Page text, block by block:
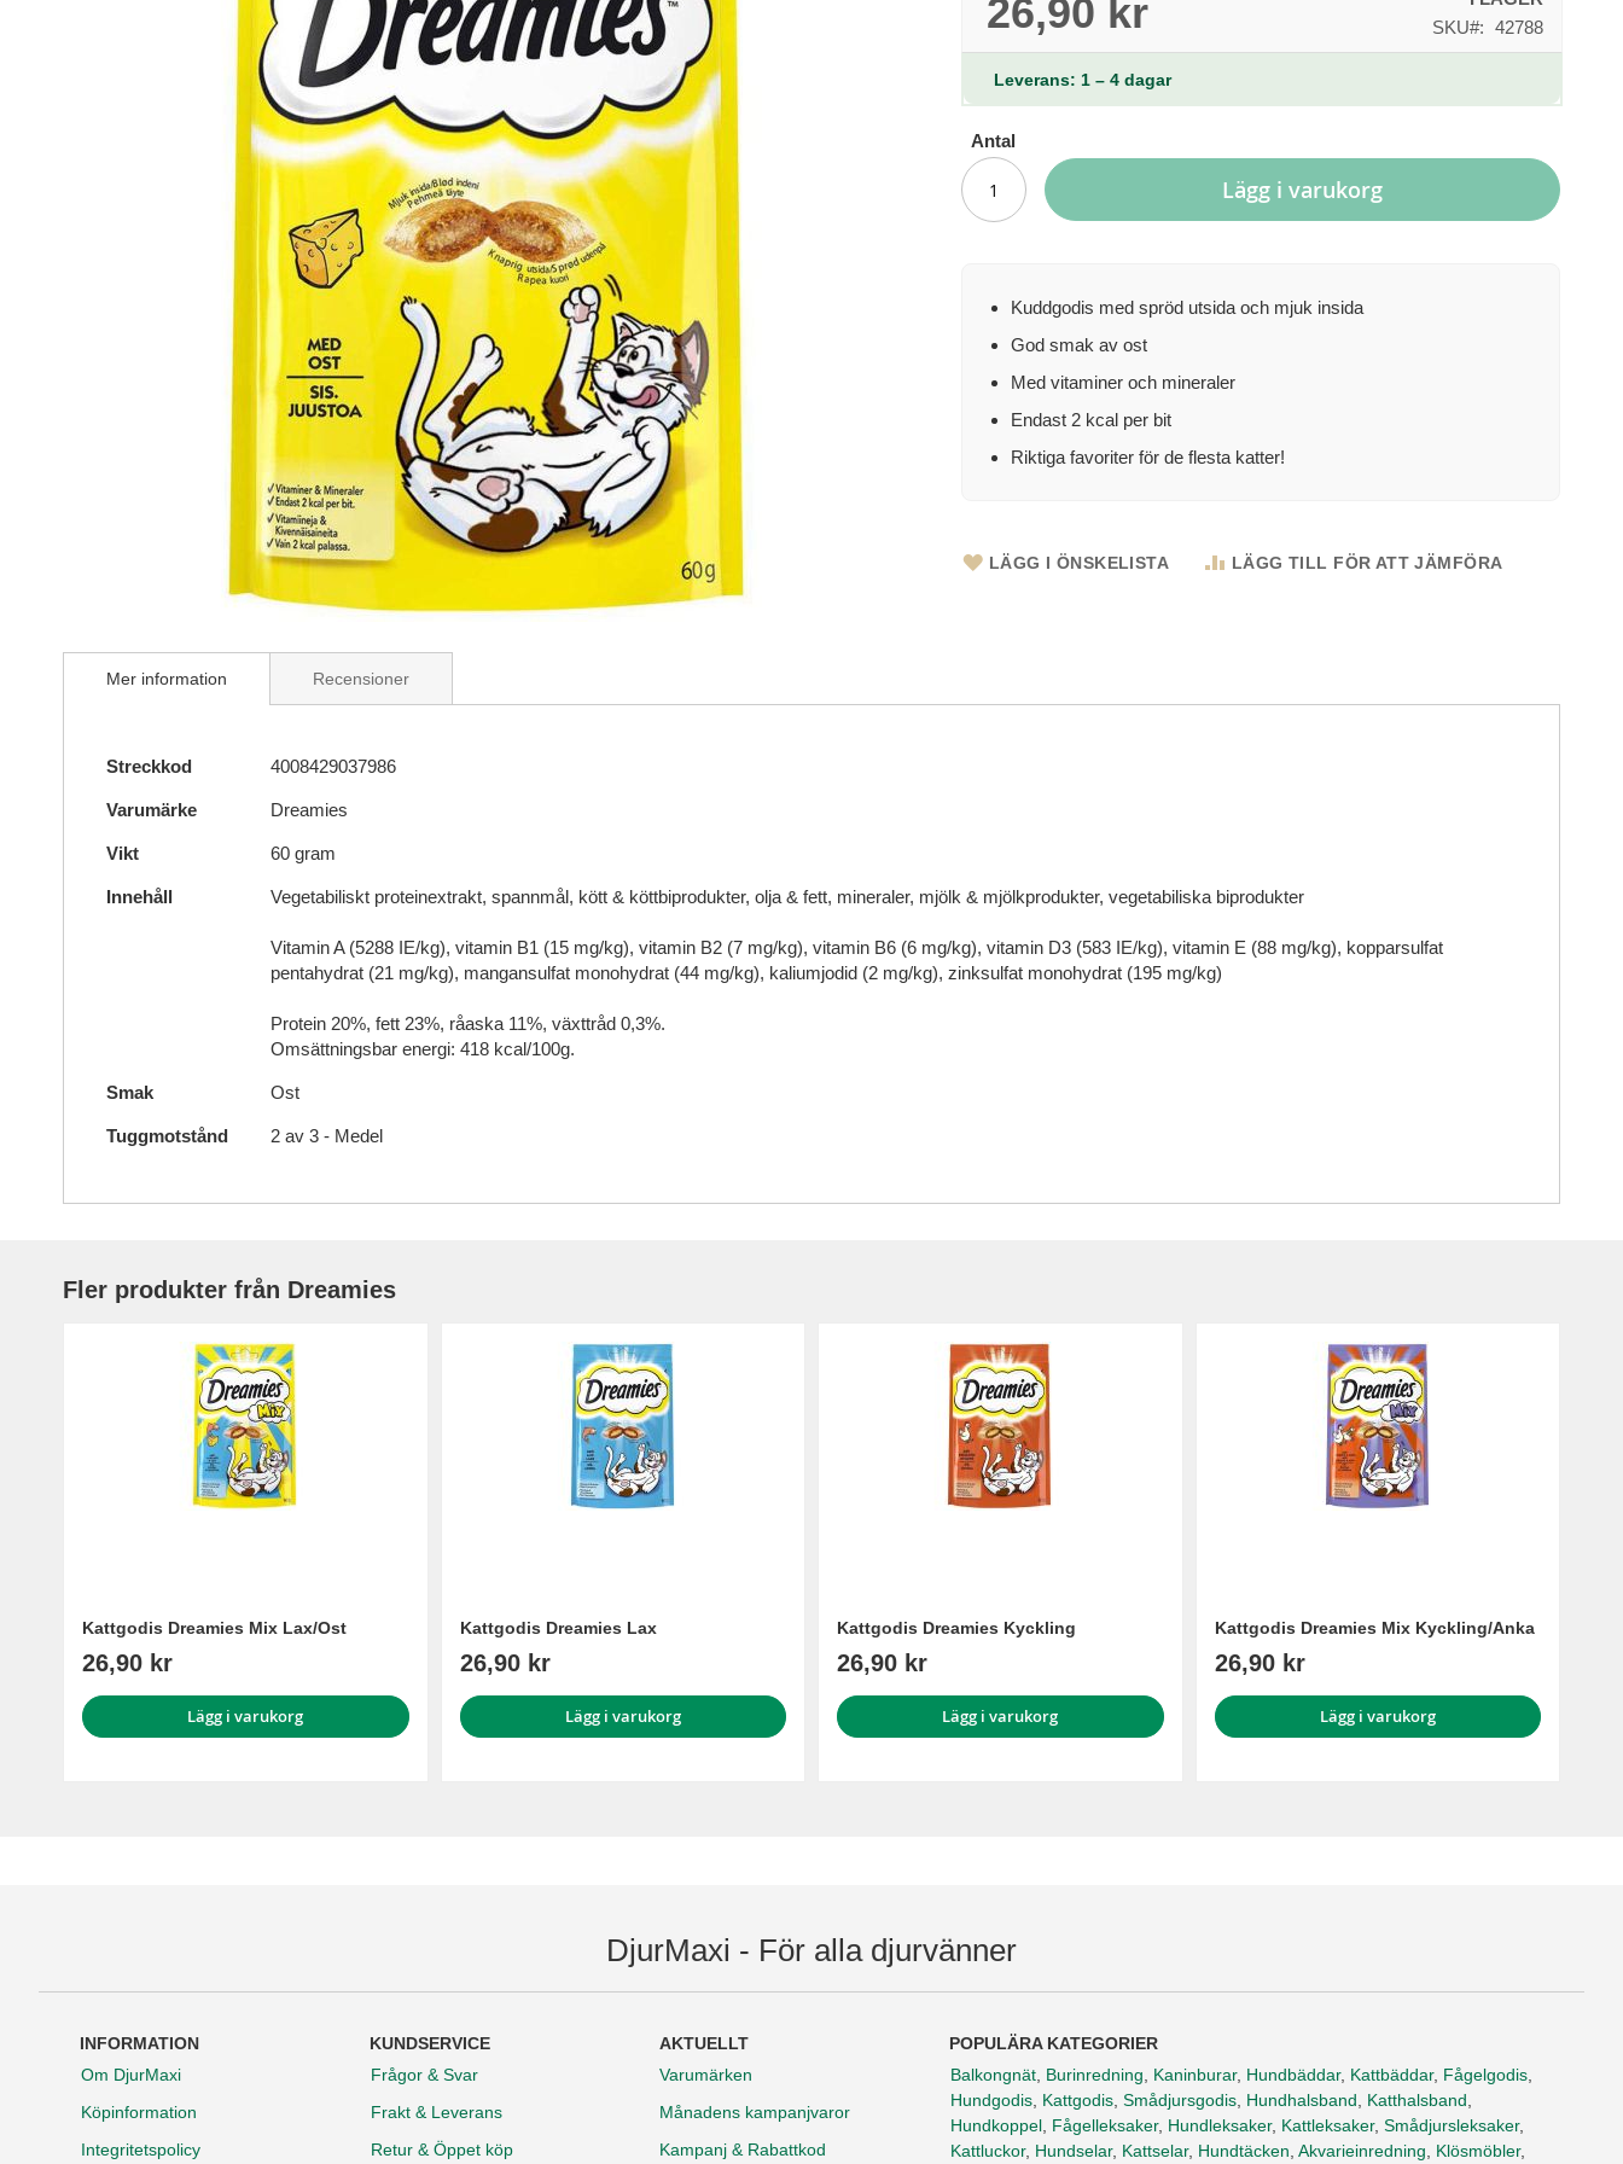
to
gallery
26,90 kr
SKU
42788
Leverans: 1 – 4 dagar
Antal
Lägg i varukorg
Kuddgodis med spröd utsida och mjuk insida
God smak av ost
Med vitaminer och mineraler
Endast 2 kcal per bit
Riktiga favoriter för de flesta katter!
LÄGG I ÖNSKELISTA LÄGG TILL FÖR ATT JÄMFÖRA
Mer information
Mer
Streckkod 4008429037986
Varumärke Dreamies
Vikt 60 gram
Innehåll Vegetabiliskt proteinextrakt, spannmål, kött & köttbiprodukter, olja & fett, mineraler, mjölk & mjölkprodukter, vegetabiliska biprodukter
Vitamin A (5288 IE/kg), vitamin B1 (15 mg/kg), vitamin B2 (7 mg/kg), vitamin B6 (6 mg/kg), vitamin D3 (583 IE/kg), vitamin E (88 mg/kg), kopparsulfat
pentahydrat (21 mg/kg), mangansulfat monohydrat (44 mg/kg), kaliumjodid (2 mg/kg), zinksulfat monohydrat (195 mg/kg)
Protein 20%, fett 23%, råaska 11%, växttråd 0,3%.
Omsättningsbar energi: 418 kcal/100g.
Smak Ost
Tuggmotstånd 2 av 3 - Medel
Recensioner
Fler produkter från Dreamies
Kattgodis Dreamies Mix Lax/Ost
26,90 kr
Lägg i varukorg
Kattgodis Dreamies Lax
26,90 kr
Lägg i varukorg
Kattgodis Dreamies Kyckling
26,90 kr
Lägg i varukorg
Kattgodis Dreamies Mix Kyckling/Anka
26,90 kr
Lägg i varukorg
DjurMaxi - För alla djurvänner
INFORMATION
Om DjurMaxi
Köpinformation
Integritetspolicy
KUNDSERVICE
Frågor & Svar
Frakt & Leverans
Retur & Öppet köp
AKTUELLT
Varumärken
Månadens kampanjvaror
Kampanj & Rabattkod
POPULÄRA KATEGORIER
Balkongnät Burinredning Kaninburar, Hundbäddar, Kattbäddar, Fågelgodis
Hundgodis Kattgodis Smådjursgodis Hundhalsband Katthalsband
Hundkoppel Fågelleksaker, Hundleksaker, Kattleksaker, Smådjursleksaker,
Kattluckor, Hundselar, Kattselar, Hundtäcken Akvarieinredning Klösmöbler,